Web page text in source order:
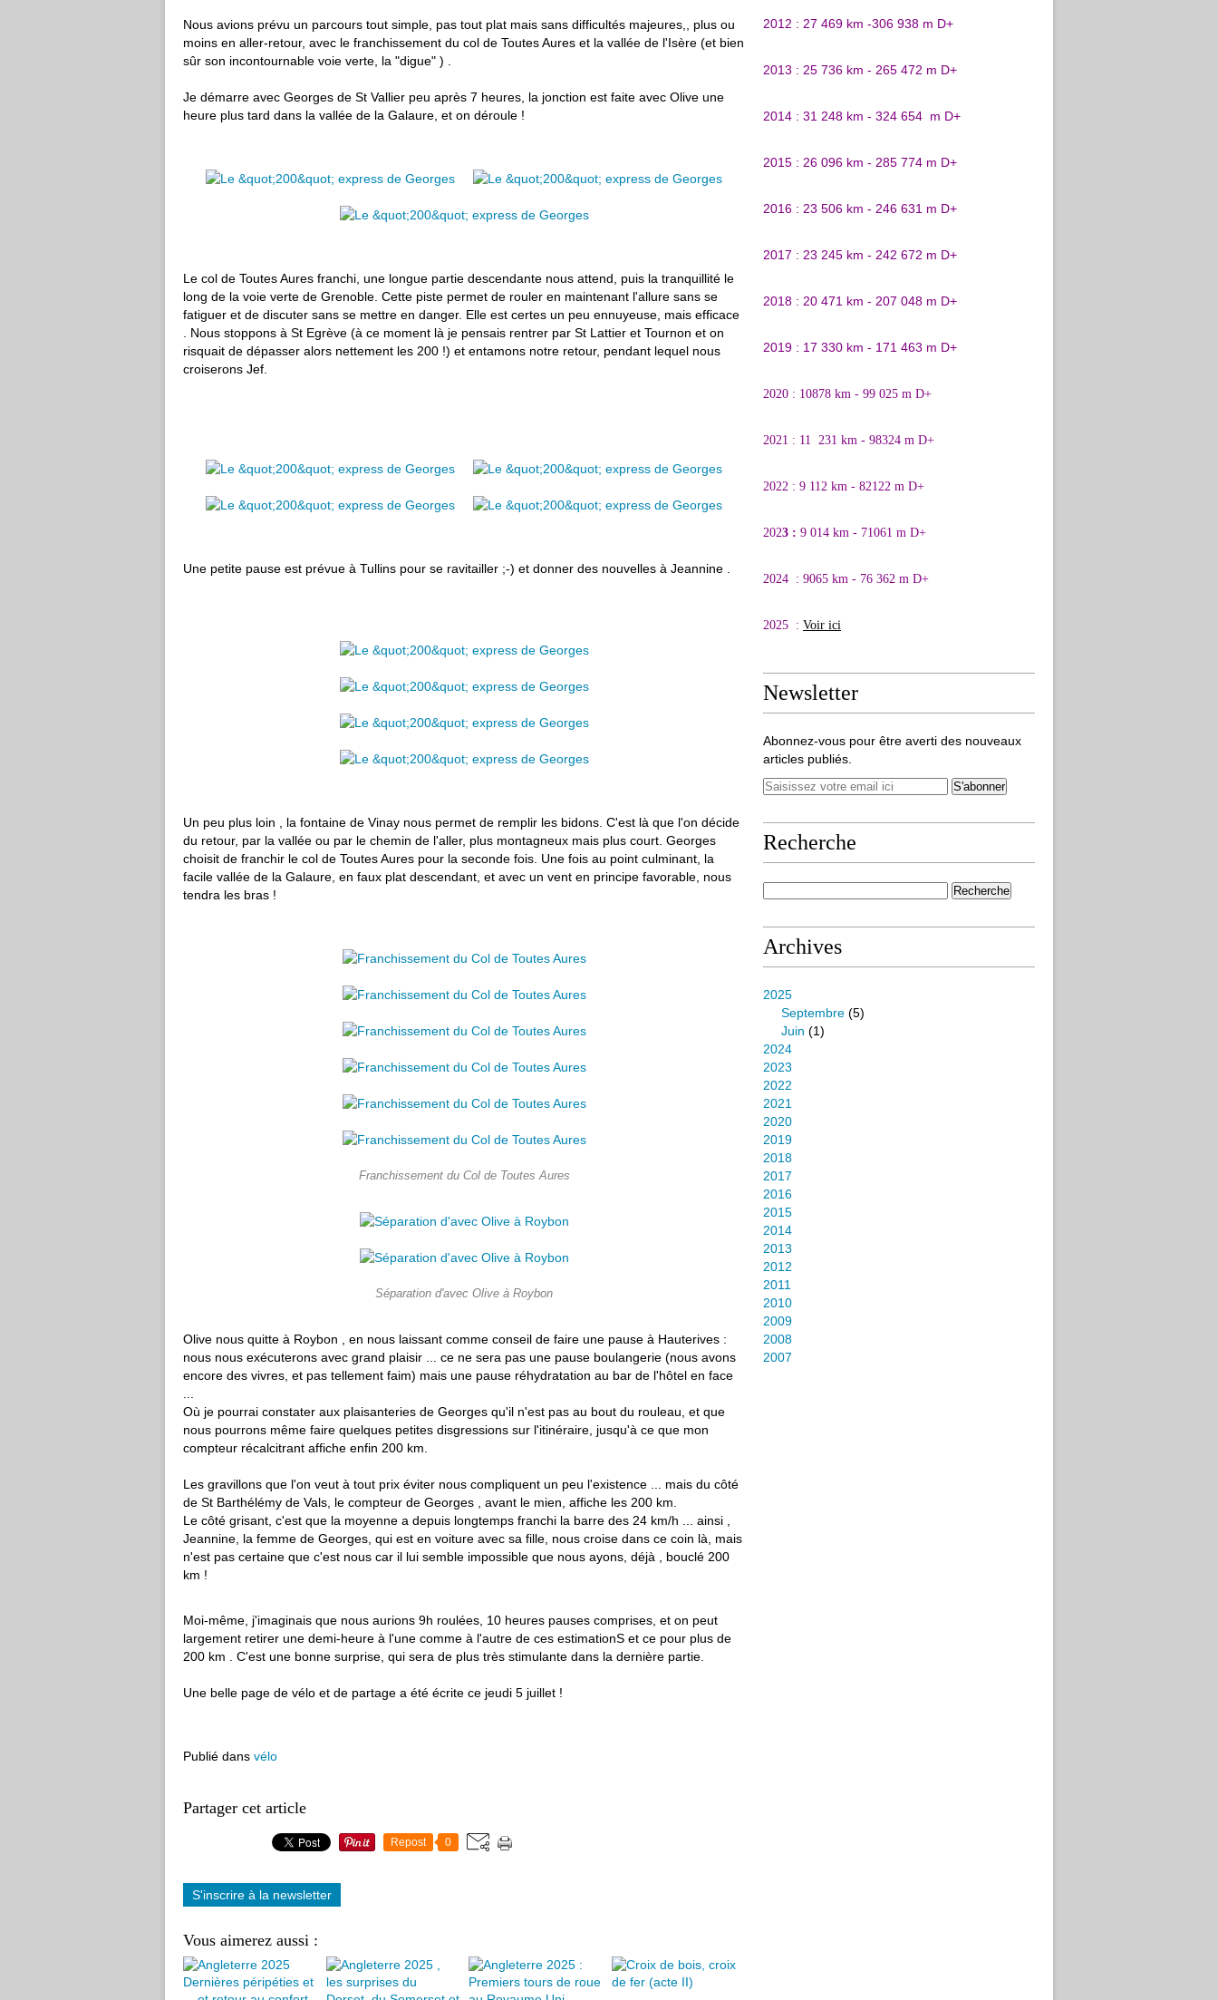
Nous avions prévu un parcours tout simple, pas tout plat mais sans difficultés majeures,, plus ou
moins en aller-retour, avec le franchissement du col de Toutes Aures et la vallée de l'Isère (et bien
sûr son incontournable voie verte, la "digue" ) .
Je démarre avec Georges de St Vallier peu après 7 heures, la jonction est faite avec Olive une
heure plus tard dans la vallée de la Galaure, et on déroule !
Le col de Toutes Aures franchi, une longue partie descendante nous attend, puis la tranquillité le
long de la voie verte de Grenoble. Cette piste permet de rouler en maintenant l'allure sans se
fatiguer et de discuter sans se mettre en danger. Elle est certes un peu ennuyeuse, mais efficace
. Nous stoppons à St Egrève (à ce moment là je pensais rentrer par St Lattier et Tournon et on
risquait de dépasser alors nettement les 200 !) et entamons notre retour, pendant lequel nous
croiserons Jef.
Une petite pause est prévue à Tullins pour se ravitailler ;-) et donner des nouvelles à Jeannine .
Un peu plus loin , la fontaine de Vinay nous permet de remplir les bidons. C'est là que l'on décide
du retour, par la vallée ou par le chemin de l'aller, plus montagneux mais plus court. Georges
choisit de franchir le col de Toutes Aures pour la seconde fois. Une fois au point culminant, la
facile vallée de la Galaure, en faux plat descendant, et avec un vent en principe favorable, nous
tendra les bras !
Franchissement du Col de Toutes Aures
Séparation d'avec Olive à Roybon
Olive nous quitte à Roybon , en nous laissant comme conseil de faire une pause à Hauterives :
nous nous exécuterons avec grand plaisir ... ce ne sera pas une pause boulangerie (nous avons
encore des vivres, et pas tellement faim) mais une pause réhydratation au bar de l'hôtel en face
Où je pourrai constater aux plaisanteries de Georges qu'il n'est pas au bout du rouleau, et que
nous pourrons même faire quelques petites disgressions sur l'itinéraire, jusqu'à ce que mon
compteur récalcitrant affiche enfin 200 km.
Les gravillons que l'on veut à tout prix éviter nous compliquent un peu l'existence ... mais du côté
de St Barthélémy de Vals, le compteur de Georges , avant le mien, affiche les 200 km.
Le côté grisant, c'est que la moyenne a depuis longtemps franchi la barre des 24 km/h ... ainsi ,
Jeannine, la femme de Georges, qui est en voiture avec sa fille, nous croise dans ce coin là, mais
n'est pas certaine que c'est nous car il lui semble impossible que nous ayons, déjà , bouclé 200
km !
Moi-même, j'imaginais que nous aurions 9h roulées, 10 heures pauses comprises, et on peut
largement retirer une demi-heure à l'une comme à l'autre de ces estimationS et ce pour plus de
200 km . C'est une bonne surprise, qui sera de plus très stimulante dans la dernière partie.
Une belle page de vélo et de partage a été écrite ce jeudi 5 juillet !
Publié dans vélo
Partager cet article
Repost 0
S'inscrire à la newsletter
Vous aimerez aussi :
2012 : 27 469 km -306 938 m D+
2013 : 25 736 km - 265 472 m D+
2014 : 31 248 km - 324 654 m D+
2015 : 26 096 km - 285 774 m D+
2016 : 23 506 km - 246 631 m D+
2017 : 23 245 km - 242 672 m D+
2018 : 20 471 km - 207 048 m D+
2019 : 17 330 km - 171 463 m D+
2020 : 10878 km - 99 025 m D+
2021 : 11 231 km - 98324 m D+
2022 : 9 112 km - 82122 m D+
2023 : 9 014 km - 71061 m D+
2024 : 9065 km - 76 362 m D+
2025 : Voir ici
Newsletter
Abonnez-vous pour être averti des nouveaux
articles publiés.
Recherche
Archives
2025
Septembre (5)
Juin (1)
2024
2023
2022
2021
2020
2019
2018
2017
2016
2015
2014
2013
2012
2011
2010
2009
2008
2007